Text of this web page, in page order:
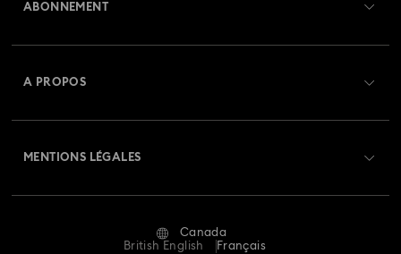
Retours et échanges
Statut de réparation
ABONNEMENT
A PROPOS
MENTIONS LÉGALES
Conditions Générales
Canada
British English
Français